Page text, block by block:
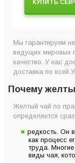
КУПИТЬ
Мы гарантируем
ведущих мировых
качество. У нас
доставка по всей
Почему
Желтый чай по
определяется
редкость. Он
как процесс
труда.
виды чая,